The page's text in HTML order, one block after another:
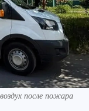
после пожара